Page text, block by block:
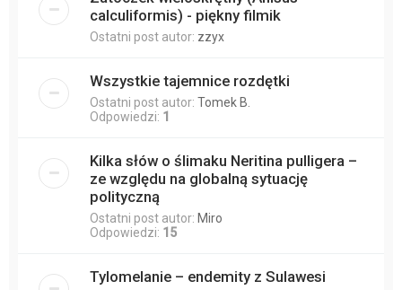
calculiformis) - piękny filmik
Ostatni post autor: zzyx
Wszystkie tajemnice rozdętki
Ostatni post autor: Tomek B.
Odpowiedzi: 1
Kilka słów o ślimaku Neritina pulligera –
ze względu na globalną sytuację
polityczną
Ostatni post autor: Miro
Odpowiedzi: 15
Tylomelanie – endemity z Sulawesi